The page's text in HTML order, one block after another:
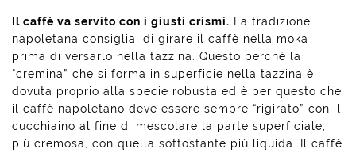
Il caffè va servito con i giusti crismi. La tradizione
napoletana consiglia, di girare il caffè nella moka
prima di versarlo nella tazzina. Questo perché la
“cremina” che si forma in superficie nella tazzina è
dovuta proprio alla specie robusta ed è per questo che
il caffè napoletano deve essere sempre “rigirato” con il
cucchiaino al fine di mescolare la parte superficiale,
più cremosa, con quella sottostante più liquida. Il caffè